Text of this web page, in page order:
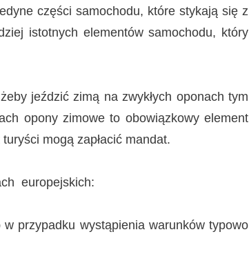
części samochodu, które stykają się z
istotnych elementów samochodu, który
jeździć zimą na zwykłych oponach tym
opony zimowe to obowiązkowy element
mogą zapłacić mandat.
europejskich:
przypadku wystąpienia warunków typowo